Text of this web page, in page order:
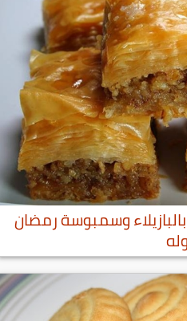
بالبازيلاء وسمبوسة رمضان